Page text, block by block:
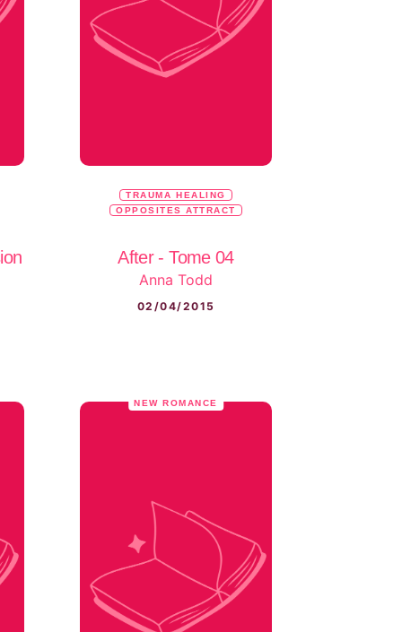
TRAUMA HEALING
OPPOSITES ATTRACT
After - Tome 04
Anna Todd
02/04/2015
NEW ROMANCE